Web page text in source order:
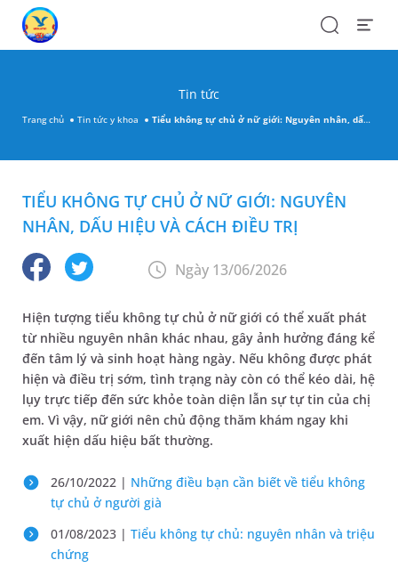
SearchOpen
Tin tức
Trang chủ Tin tức y khoa Tiểu không tự chủ ở nữ giới: Nguyên nhân, dấu hiệu và cách điều trị
TIỂU KHÔNG TỰ CHỦ Ở NỮ GIỚI: NGUYÊN
NHÂN, DẤU HIỆU VÀ CÁCH ĐIỀU TRỊ
Ngày 13/06/2026
Hiện tượng tiểu không tự chủ ở nữ giới có thể xuất phát
từ nhiều nguyên nhân khác nhau, gây ảnh hưởng đáng kể
đến tâm lý và sinh hoạt hàng ngày. Nếu không được phát
hiện và điều trị sớm, tình trạng này còn có thể kéo dài, hệ
lụy trực tiếp đến sức khỏe toàn diện lẫn sự tự tin của chị
em. Vì vậy, nữ giới nên chủ động thăm khám ngay khi
xuất hiện dấu hiệu bất thường.
26/10/2022 | Những điều bạn cần biết về tiểu không
tự chủ ở người già
01/08/2023 | Tiểu không tự chủ: nguyên nhân và triệu
chứng